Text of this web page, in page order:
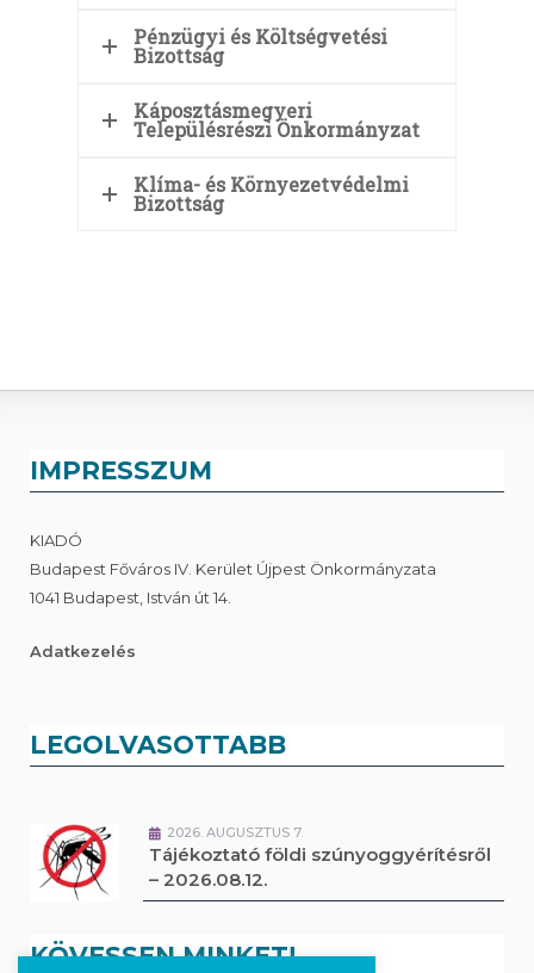
Pénzügyi és Költségvetési
Bizottság
Káposztásmegyeri
Településrészi Önkormányzat
Klíma- és Környezetvédelmi
Bizottság
IMPRESSZUM
KIADÓ
Budapest Főváros IV. Kerület Újpest Önkormányzata
1041 Budapest, István út 14.
Adatkezelés
LEGOLVASOTTABB
2026. AUGUSZTUS 7.
Tájékoztató földi szúnyoggyérítésről
– 2026.08.12.
KÖVESSEN MINKET!